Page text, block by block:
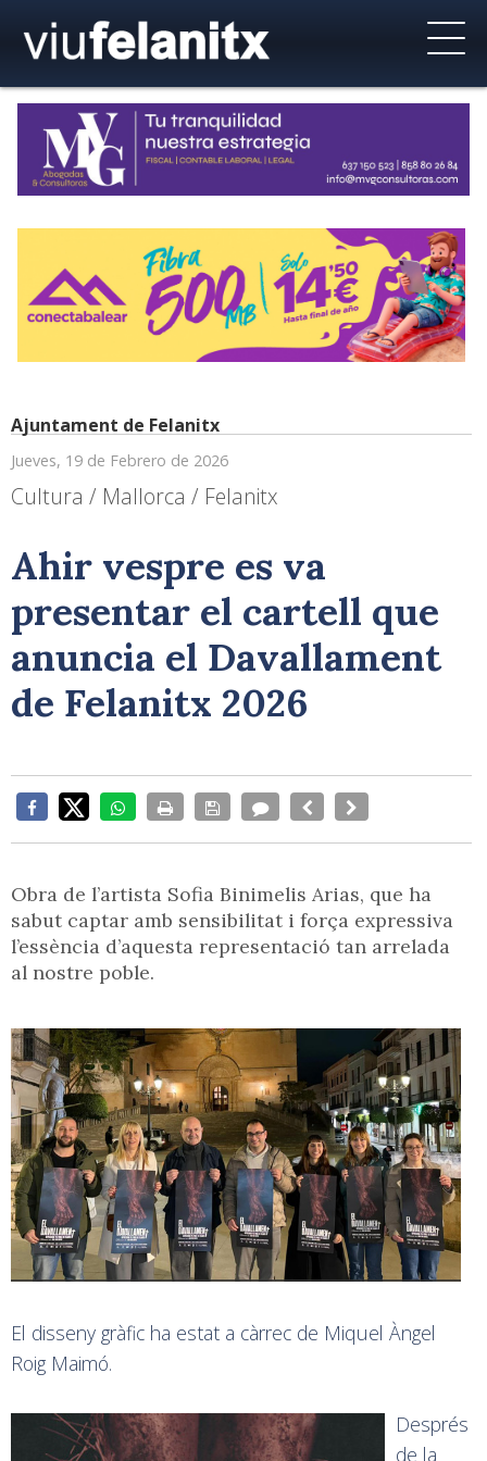
Ajuntament de Felanitx
Jueves, 19 de Febrero de 2026
Cultura / Mallorca / Felanitx
Ahir vespre es va
presentar el cartell que
anuncia el Davallament
de Felanitx 2026
Obra de l’artista Sofia Binimelis Arias, que ha
sabut captar amb sensibilitat i força expressiva
l’essència d’aquesta representació tan arrelada
al nostre poble.
El disseny gràfic ha estat a càrrec de Miquel Àngel
Roig Maimó.
Després
de la